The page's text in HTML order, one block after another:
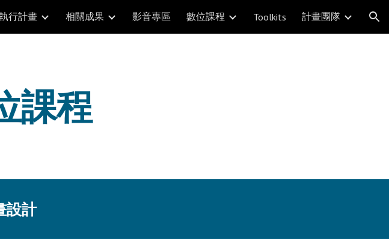
Skip to navigation
行計畫 相關成果 影音專區 數位課程 Toolkits 計畫團隊
課程
設計